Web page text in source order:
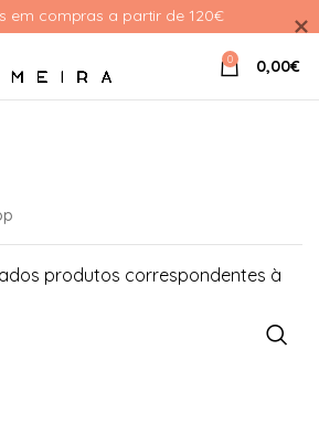
0 0,00€
produtos correspondentes à
em compras a partir de 120€